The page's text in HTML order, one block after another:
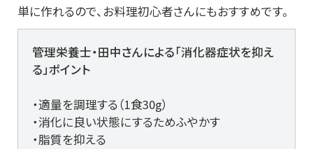
単に作れるので、お料理初心者さんにもおすすめです。
管理栄養士・田中さんによる「消化器症状を抑え
る」ポイント
・適量を調理する（1食30g）
・消化に良い状態にするためふやかす
・脂質を抑える